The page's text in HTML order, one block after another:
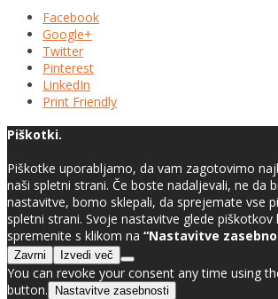
Facebook
Google+
Twitter
Pinterest
LinkedIn
Print Friendly
Piškotki.
Piškotke uporabljamo, da vam zagotovimo
naši spletni strani. Če boste nadaljevali, ne da
nastavitve, bomo sklepali, da sprejemate vse
spletni strani. Svoje nastavitve glede piškotkov
spremenite s klikom na “Nastavitve
Zavrni
Izvedi več
You can revoke your consent any time using
button.
Nastavitve zasebnosti